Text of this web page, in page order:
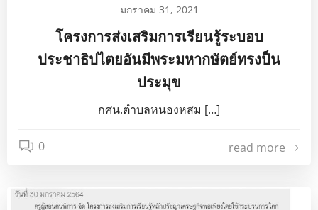
มกราคม 31, 2021
โครงการส่งเสริมการเรียนรู้ระบอบ
ประชาธิปไตยอันมีพระมหากษัตย์ทรงป็น
ประมุข
กศน.ตำบลหนองหสม […]
0 read more